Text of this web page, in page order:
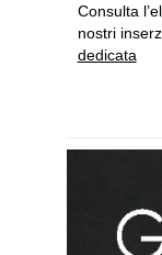
Consulta
nostri
dedicata